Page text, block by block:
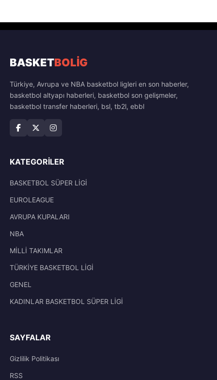
BASKETBOLİG
Türkiye, Avrupa ve NBA basketbol ligleri en son haberler,
basketbol altyapı haberleri, basketbol son gelişmeler,
basketbol transfer haberleri, bsl, tb2l, ebbl
KATEGORILER
BASKETBOL SÜPER LİGİ
EUROLEAGUE
AVRUPA KUPALARI
NBA
MİLLİ TAKIMLAR
TÜRKİYE BASKETBOL LİGİ
GENEL
KADINLAR BASKETBOL SÜPER LİGİ
SAYFALAR
Gizlilik Politikası
RSS